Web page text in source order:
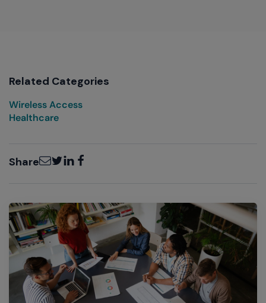
Related Categories
Wireless Access
Healthcare
ShareEmailTwitter
LinkedInFacebook